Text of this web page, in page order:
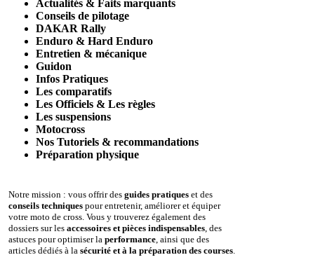
Actualités & Faits marquants
Conseils de pilotage
DAKAR Rally
Enduro & Hard Enduro
Entretien & mécanique
Guidon
Infos Pratiques
Les comparatifs
Les Officiels & Les règles
Les suspensions
Motocross
Nos Tutoriels & recommandations
Préparation physique
Notre mission : vous offrir desguides pratiques et des
conseils techniques pour entretenir, améliorer et équiper
votre moto de cross. Vous y trouverez également des
dossiers sur lesaccessoires et pièces indispensables, des
astuces pour optimiser laperformance, ainsi que des
articles dédiés à lasécurité et à la préparation des courses.